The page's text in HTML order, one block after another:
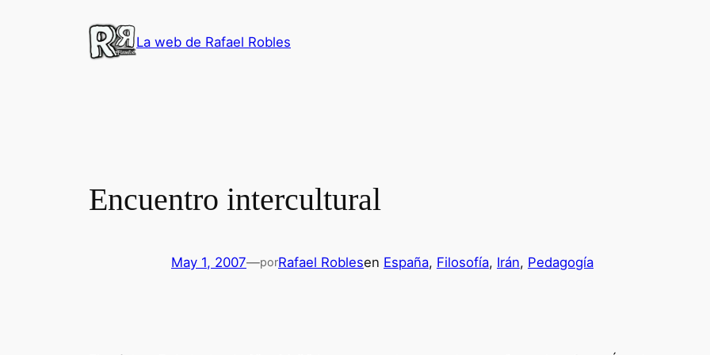
La web de Rafael Robles
Encuentro intercultural
May 1, 2007—porRafael Roblesen España, Filosofía, Irán, Pedagogía